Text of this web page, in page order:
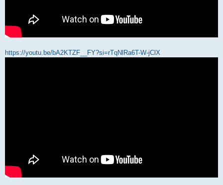
https://youtu.be/bA2KTZF__FY?si=rTqNlRa6T-W-jClX